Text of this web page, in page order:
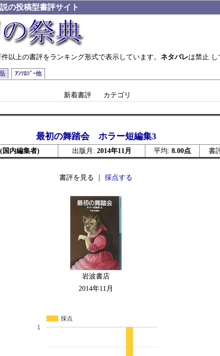
の投稿型書評サイト
以上の書評をランキング形式で表示しています。 ネタバレは禁止 し
ｱﾝｿﾛｼﾞｰ他
新着書評 カテゴリ
最初の舞踏会 ホラー短編集3
国内編集者) 出版月: 2014年11月 平均: 8.00点 書
書評を見る ｜ 採点する
岩波書店
2014年11月
採点
1